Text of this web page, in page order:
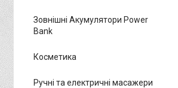
Зовнішні Акумулятори Power
Bank
Косметика
Ручні та електричні масажери